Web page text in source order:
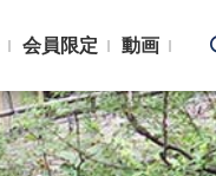
会員限定 動画